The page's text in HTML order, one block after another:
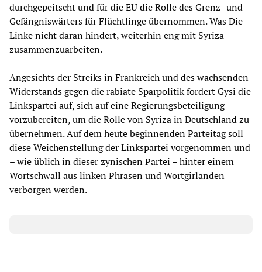
durchgepeitscht und für die EU die Rolle des Grenz- und
Gefängniswärters für Flüchtlinge übernommen. Was Die
Linke nicht daran hindert, weiterhin eng mit Syriza
zusammenzuarbeiten.
Angesichts der Streiks in Frankreich und des wachsenden
Widerstands gegen die rabiate Sparpolitik fordert Gysi die
Linkspartei auf, sich auf eine Regierungsbeteiligung
vorzubereiten, um die Rolle von Syriza in Deutschland zu
übernehmen. Auf dem heute beginnenden Parteitag soll
diese Weichenstellung der Linkspartei vorgenommen und
– wie üblich in dieser zynischen Partei – hinter einem
Wortschwall aus linken Phrasen und Wortgirlanden
verborgen werden.